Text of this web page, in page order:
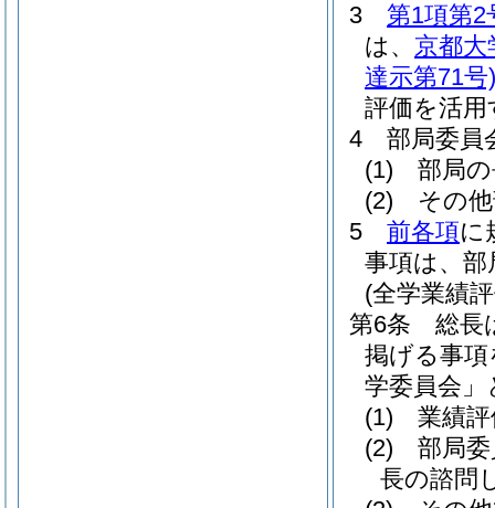
3
第1項第2
は、 京都
達示第71号)
評価を活
4
部局委員
(1)
部局
(2)
その
5
前各項に
事項は、
(全学業績
第6条
総長
掲げる事
学委員会」
(1)
業績
(2)
部局
長の諮問